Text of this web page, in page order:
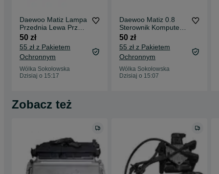
Daewoo Matiz Lampa
Przednia Lewa Przód
LP
50 zł
55 zł z Pakietem
Ochronnym
Wólka Sokołowska
Dzisiaj o 15:17
Daewoo Matiz 0.8
Sterownik Komputer
Silnika
50 zł
55 zł z Pakietem
Ochronnym
Wólka Sokołowska
Dzisiaj o 15:07
Zobacz też